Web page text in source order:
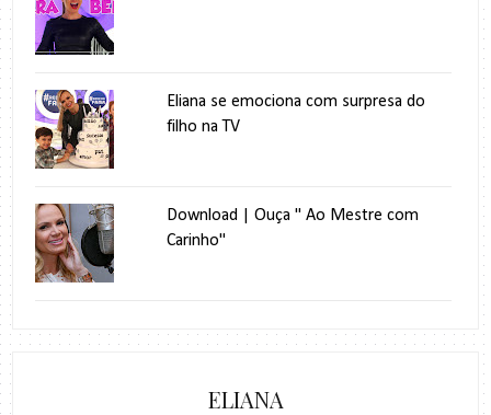
Eliana se emociona com surpresa do
filho na TV
Download | Ouça " Ao Mestre com
Carinho"
ELIANA